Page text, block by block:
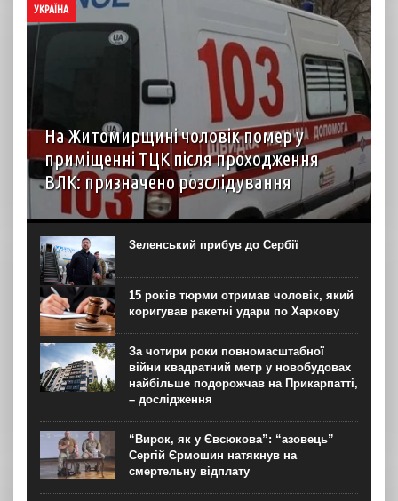
УКРАЇНА
На Житомирщині чоловік помер у
приміщенні ТЦК після проходження
ВЛК: призначено розслідування
6 серпня до територіального центру комплектування на
Житомирщині доставили чоловіка, який фігурував як
порушник правил військового обліку. Під час
перебування у приміщенні він знепритомнів, а потім
помер. Про інцидент...
Зеленський прибув до Сербії
15 років тюрми отримав чоловік, який
коригував ракетні удари по Харкову
За чотири роки повномасштабної
війни квадратний метр у новобудовах
найбільше подорожчав на Прикарпатті,
– дослідження
“Вирок, як у Євсюкова”: “азовець”
Сергій Єрмошин натякнув на
смертельну відплату